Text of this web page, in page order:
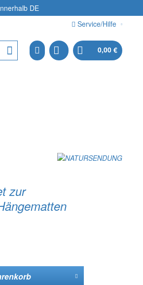
DE
Service/Hilfe
0,00 €
zur